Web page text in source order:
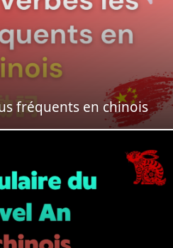
fréquents en chinois